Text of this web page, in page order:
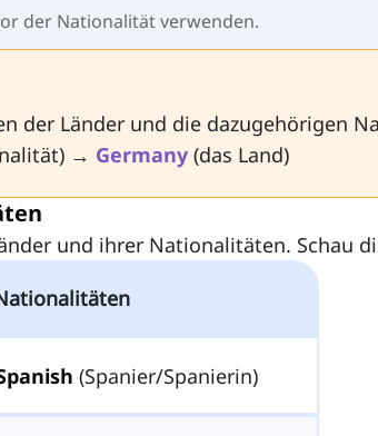
der Nationalität verwenden.
der Länder und die dazugehörigen
→ Germany (das Land)
und ihrer Nationalitäten. Schau
(Spanier/Spanierin)